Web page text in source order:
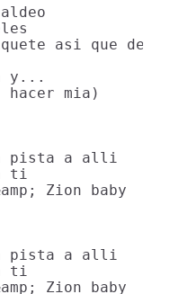
asi que dele
y...
hacer mia)
pista a alli
ti
Zion baby
pista a alli
ti
Zion baby